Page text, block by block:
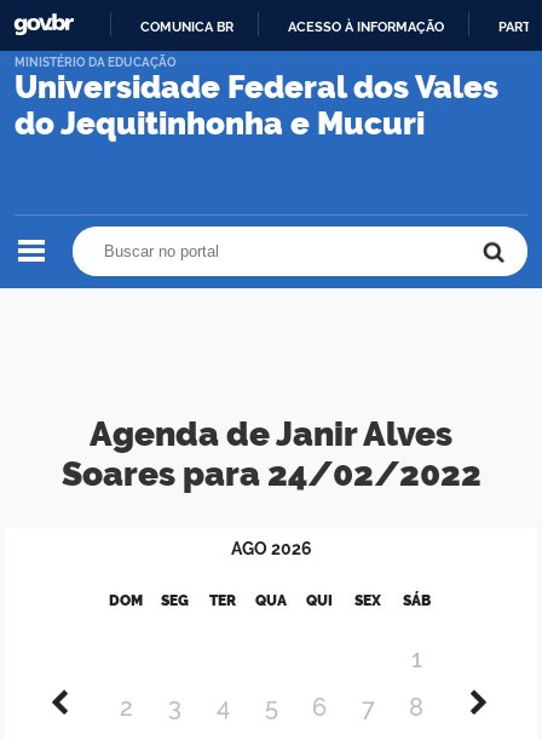
PARA
CONTEÚDO
COMUNICA BR ACESSO À INFORMAÇÃO
Universidade Federal dos Vales
do Jequitinhonha e Mucuri
MINISTÉRIO DA EDUCAÇÃO
Agenda de Janir Alves
Soares para 24/02/2022
AGO 2026
DOM SEG TER QUA QUI SEX SÁB
1
2
3 4 5 6 7
8